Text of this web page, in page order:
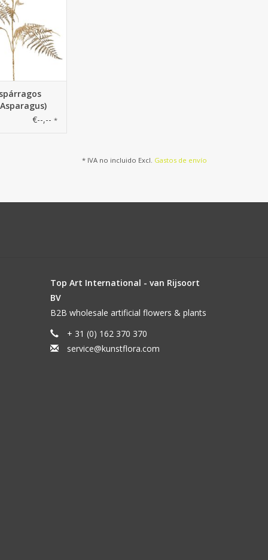
7 hojas, 85
€--,-- *
* IVA no incluido Excl. Gastos de envío
Top Art International - van Rijsoort
BV
B2B wholesale artificial flowers & plants
+ 31 (0) 162 370 370
service@kunstflora.com